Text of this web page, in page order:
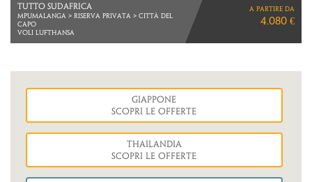
TUTTO SUDAFRICA
MPUMALANGA > RISERVA PRIVATA > CITTà DEL
CAPO
VOLI LUFTHANSA
a partire da
4.080 €
Giappone
Scopri le Offerte
Thailandia
Scopri le Offerte